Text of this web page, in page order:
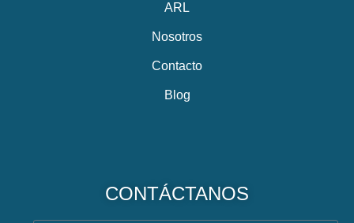
ARL
Nosotros
Contacto
Blog
CONTÁCTANOS